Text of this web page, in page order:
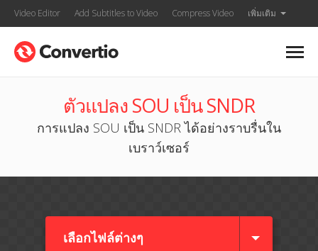
Video Editor Add Subtitles to Video Compress Video เพิ่มเติม
ตัวแปลง SOU เป็น SNDR
การแปลง SOU เป็น SNDR ได้อย่างราบรื่นใน
เบราว์เซอร์
เลือกไฟล์ต่างๆ​